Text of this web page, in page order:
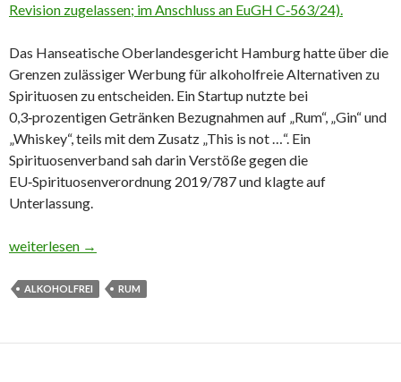
Revision zugelassen; im Anschluss an EuGH C‑563/24).
Das Hanseatische Oberlandesgericht Hamburg hatte über die
Grenzen zulässiger Werbung für alkoholfreie Alternativen zu
Spirituosen zu entscheiden. Ein Startup nutzte bei
0,3‑prozentigen Getränken Bezugnahmen auf „Rum“, „Gin“ und
„Whiskey“, teils mit dem Zusatz „This is not …“. Ein
Spirituosenverband sah darin Verstöße gegen die
EU‑Spirituosenverordnung 2019/787 und klagte auf
Unterlassung.
This is not Rum
weiterlesen →
ALKOHOLFREI RUM